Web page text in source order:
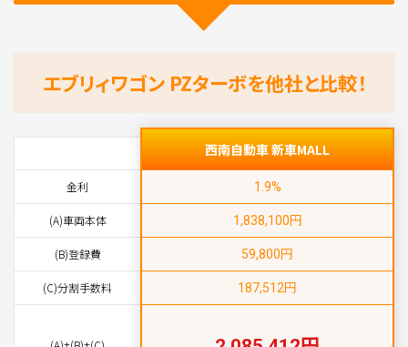
エブリィワゴン PZターボを他社と比較！
金利
(A)車両本体
(B)登録費
(C)分割手数料
西南自動車 新車MALL
1.9%
1,838,100円
59,800円
187,512円